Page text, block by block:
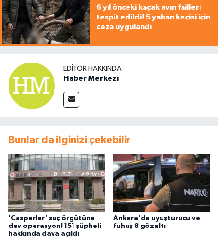
6 yıl önceki kaçak avın failleri
tespit edildi! 5 yaban keçisi için
ceza uygulandı
EDITÖR HAKKINDA
Haber Merkezi
Bunlar da ilginizi çekebilir
'Casperlar' suç örgütüne
dev operasyon! 151 şüpheli
hakkında dava açıldı
Ankara'da uyuşturucu ve
fuhuş 8 gözaltı